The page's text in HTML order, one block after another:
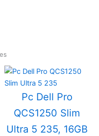
Pc Dell Pro
QCS1250 Slim
Ultra 5 235, 16GB